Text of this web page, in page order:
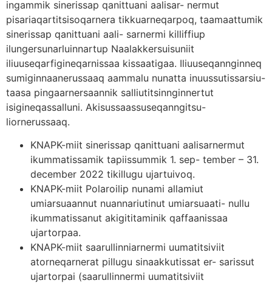
ingammik sinerissap qanittuani aalisar- nermut
pisariaqartitsisoqarnera tikkuarneqarpoq, taamaattumik
sinerissap qanittuani aali- sarnermi killiffiup
ilungersunarluinnartup Naalakkersuisuniit
iliuuseqarfigineqarnissaa kissaatigaa. Iliuuseqannginneq
sumiginnaanerussaaq aammalu nunatta inuussutissarsiu-
taasa pingaarnersaannik salliutitsinnginnertut
isigineqassalluni. Akisussaassuseqanngitsu-
liornerussaaq.
KNAPK-miit sinerissap qanittuani aalisarnermut
ikummatissamik tapiissummik 1. sep- tember – 31.
december 2022 tikillugu ujartuivoq.
KNAPK-miit Polaroilip nunami allamiut
umiarsuaannut nuannariutinut umiarsuaati- nullu
ikummatissanut akigititaminik qaffaanissaa
ujartorpaa.
KNAPK-miit saarullinniarnermi uumatitsiviit
atorneqarnerat pillugu sinaakkutissat er- sarissut
ujartorpai (saarullinnermi uumatitsiviit